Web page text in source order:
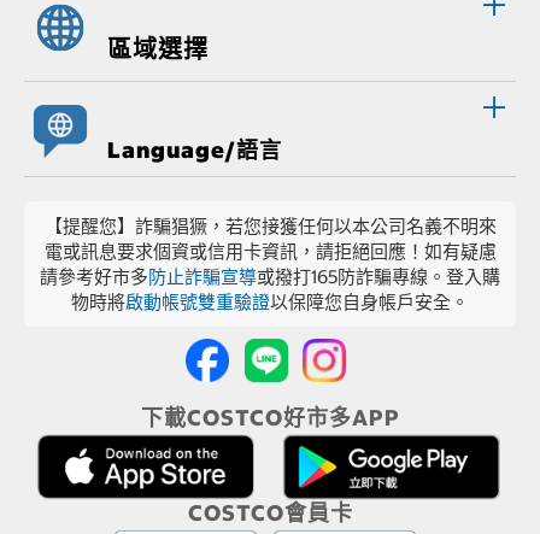
區域選擇
Language/語言
【提醒您】詐騙猖獗，若您接獲任何以本公司名義不明來
電或訊息要求個資或信用卡資訊，請拒絕回應！如有疑慮
請參考好市多防止詐騙宣導或撥打165防詐騙專線。登入購
物時將啟動帳號雙重驗證以保障您自身帳戶安全。
下載COSTCO好市多APP
COSTCO會員卡